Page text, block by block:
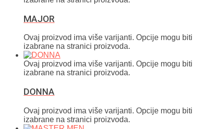
MAJOR
Ovaj proizvod ima više varijanti. Opcije mogu biti
izabrane na stranici proizvoda.
Ovaj proizvod ima više varijanti. Opcije mogu biti
izabrane na stranici proizvoda.
DONNA
Ovaj proizvod ima više varijanti. Opcije mogu biti
izabrane na stranici proizvoda.